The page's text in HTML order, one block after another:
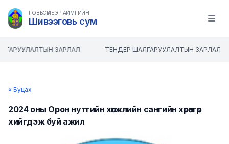
ГОВЬСҮМБЭР АЙМГИЙН
Шивээговь сум Open
ЗАРЛАЛ ТЕНДЕР ШАЛГАРУУЛАЛТЫН ЗАРЛАЛ
« Буцах
2024 оны Орон нутгийн хөгжлийн сангийн хөрөнгөөр
хийгдэж буй ажил